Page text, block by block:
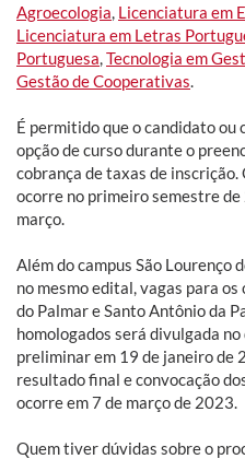
Agroecologia, Licenciatura em
Licenciatura em Letras
Portuguesa,Tecnologia em
Gestão de Cooperativas.
É permitido que o candidato ou
opção de curso durante o
cobrança de taxas de
ocorre no primeiro semestre
março.
Além do campus São Lourenço
no mesmo edital, vagas para
do Palmar e Santo Antônio da
homologados será divulgada
preliminar em 19 de janeiro de
resultado final e convocação
ocorre em 7 de março de 2023.
Quem tiver dúvidas sobre o